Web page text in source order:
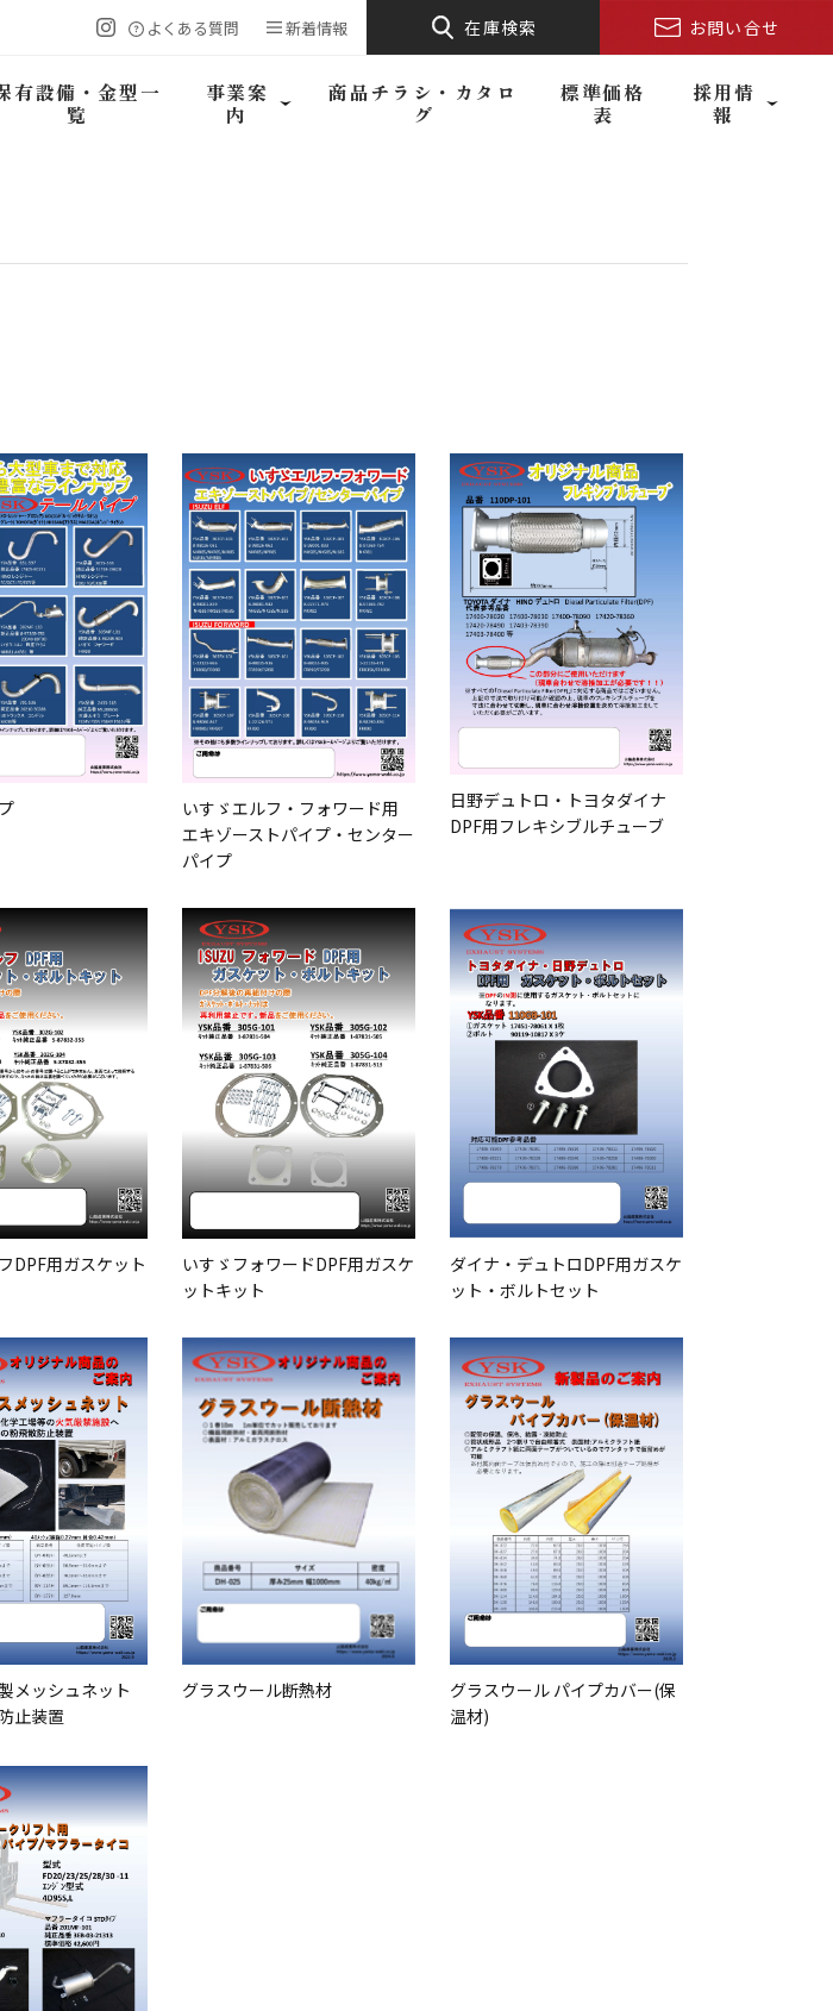
よくある質問 新着情報 在庫検索 お問い合せ
有設備・金型一
覧
事業案
内
商品チラシ・カタロ
グ
標準価格
表
採用情
報
いすゞエルフ・フォワード用
エキゾーストパイプ・センター
パイプ
日野デュトロ・トヨタダイナ
DPF用フレキシブルチューブ
DPF用ガスケット
いすゞフォワードDPF用ガスケ
ットキット
ダイナ・デュトロDPF用ガスケ
ット・ボルトセット
メッシュネット
止装置
グラスウール断熱材
グラスウール パイプカバー(保
温材)